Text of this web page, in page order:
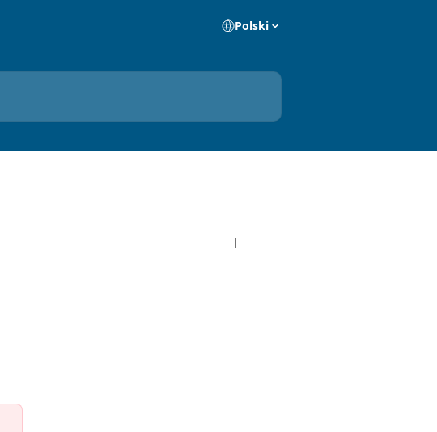
Polski